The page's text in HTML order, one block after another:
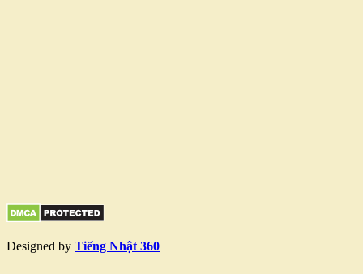
Designed by Tiếng Nhật 360